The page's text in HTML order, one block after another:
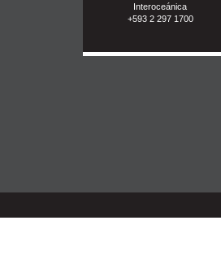
Interoceánica
+593 2 297 1700